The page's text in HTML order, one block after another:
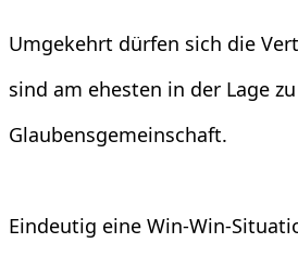
Umgekehrt dürfen sich die
sind am ehesten in der Lage
Glaubensgemeinschaft.
Eindeutig eine Win-Win-